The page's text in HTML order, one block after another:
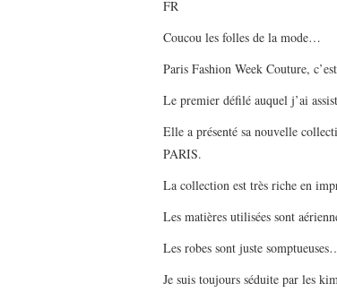
FR
Coucou les folles de la mode…
Paris Fashion Week Couture,
Le premier défilé auquel j’ai
Elle a présenté sa nouvelle
PARIS.
La collection est très riche en
Les matières utilisées sont
Les robes sont juste
Je suis toujours séduite par les